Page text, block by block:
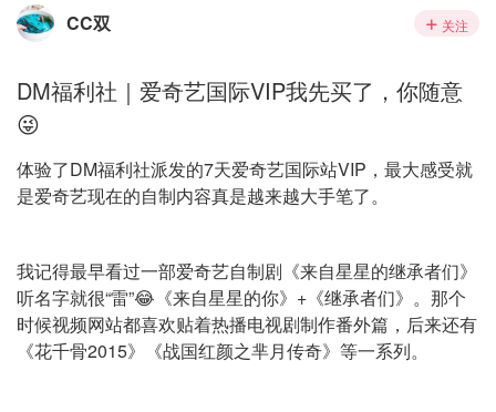
CC双 关注
DM福利社｜爱奇艺国际VIP我先买了，你随意
😜
体验了DM福利社派发的7天爱奇艺国际站VIP，最大感受就
是爱奇艺现在的自制内容真是越来越大手笔了。
我记得最早看过一部爱奇艺自制剧《来自星星的继承者们》
听名字就很“雷”😂《来自星星的你》+《继承者们》。那个
时候视频网站都喜欢贴着热播电视剧制作番外篇，后来还有
《花千骨2015》《战国红颜之芈月传奇》等一系列。